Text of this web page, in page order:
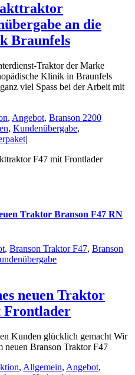
an die
Braunfels
Traktor der Marke
Klinik in Braunfels
viel Spass bei der Arbeit mit
, Angebot, Branson 2200
, Kundenübergabe,
|
Traktor Branson F47 RN
, Branson Traktor F47, Branson
neuen Traktor
Frontlader
Kunden glücklich gemacht Wir
neuen Branson Traktor F47
, Allgemein, Angebot,